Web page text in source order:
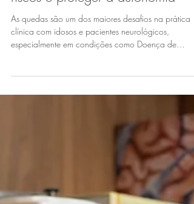
Quedas: por que acontecem e
como a fisioterapia pode reduzir
riscos e proteger a autonomia
As quedas são um dos maiores desafios na prática
especialmente em condições como Doença de
Parkinson, distúrbios do movimento, neuropatias e
envelhecimento associado a fragilidade.